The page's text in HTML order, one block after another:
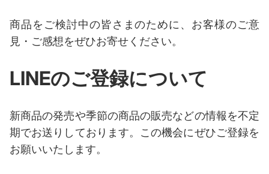
商品をご検討中の皆さまのために、お客様のご意
見・ご感想をぜひお寄せください。
LINEのご登録について
新商品の発売や季節の商品の販売などの情報を不定
期でお送りしております。 この機会にぜひご登録を
お願いいたします。